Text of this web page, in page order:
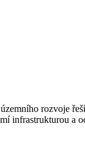
rozvoje
infrastrukturou a